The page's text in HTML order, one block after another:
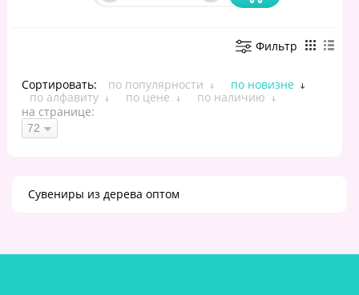
Фильтр
Сортировать: по популярности
по новизне
по алфавиту
по цене
по наличию
на странице:
Сувениры из дерева оптом